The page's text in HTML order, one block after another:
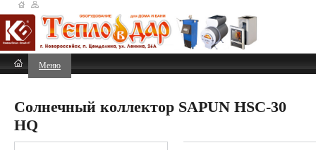
Меню
Солнечный коллектор SAPUN HSC-30
HQ